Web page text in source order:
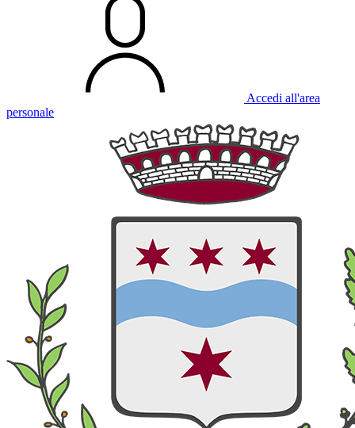
Accedi all'area
personale